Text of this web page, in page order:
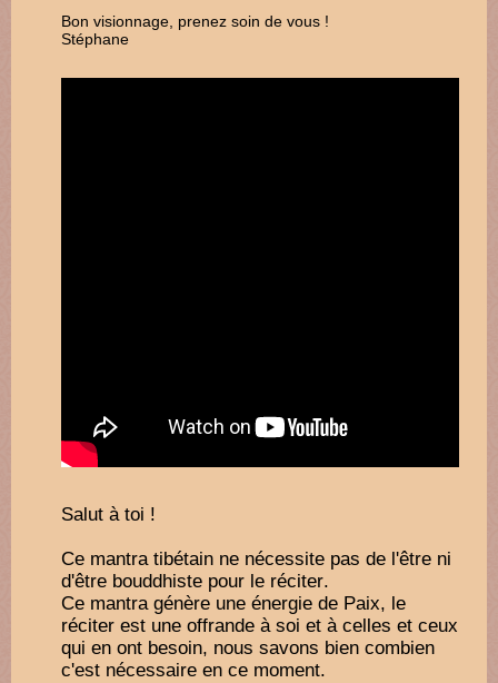
Bon visionnage, prenez soin de vous !
Stéphane
Salut à toi !
Ce mantra tibétain ne nécessite pas de l'être ni
d'être bouddhiste pour le réciter.
Ce mantra génère une énergie de Paix, le
réciter est une offrande à soi et à celles et ceux
qui en ont besoin, nous savons bien combien
c'est nécessaire en ce moment.